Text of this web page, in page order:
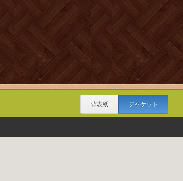
背表紙 ジャケット